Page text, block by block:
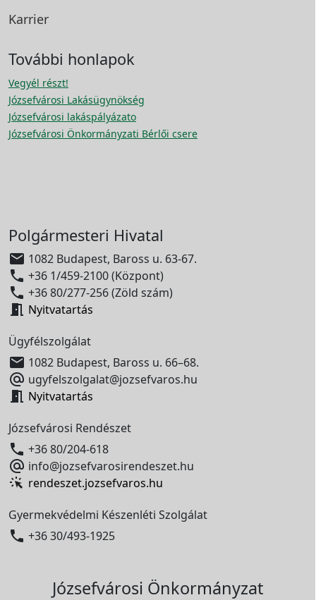
Karrier
További honlapok
Vegyél részt!
Józsefvárosi Lakásügynökség
Józsefvárosi lakáspályázato
Józsefvárosi Önkormányzati Bérlői csere
Polgármesteri Hivatal
 1082 Budapest, Baross u. 63-67.
 +36 1/459-2100 (Központ)
 +36 80/277-256 (Zöld szám)
 Nyitvatartás
Ügyfélszolgálat
 1082 Budapest, Baross u. 66–68.
 ugyfelszolgalat@jozsefvaros.hu
 Nyitvatartás
Józsefvárosi Rendészet
 +36 80/204-618
 info@jozsefvarosirendeszet.hu
rendeszet.jozsefvaros.hu
Gyermekvédelmi Készenléti Szolgálat
 +36 30/493-1925
Józsefvárosi Önkormányzat